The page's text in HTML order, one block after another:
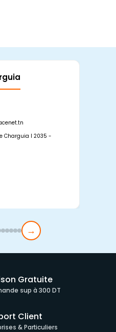
Charguia I 2035 -
→
Gratuite
sup à 300 DT
Client
& Particuliers